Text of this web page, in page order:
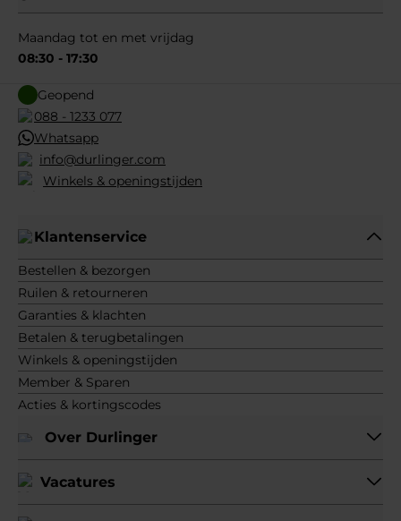
Maandag tot en met vrijdag
08:30 - 17:30
Geopend
088 - 1233 077
Whatsapp
info@durlinger.com
Winkels & openingstijden
Klantenservice
Bestellen & bezorgen
Ruilen & retourneren
Garanties & klachten
Betalen & terugbetalingen
Winkels & openingstijden
Member & Sparen
Acties & kortingscodes
Over Durlinger
Vacatures